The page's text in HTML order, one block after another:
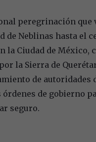
peregrinación que
de Neblinas hasta el
la Ciudad de México,
la Sierra de
de autoridades
órdenes de gobierno
seguro.